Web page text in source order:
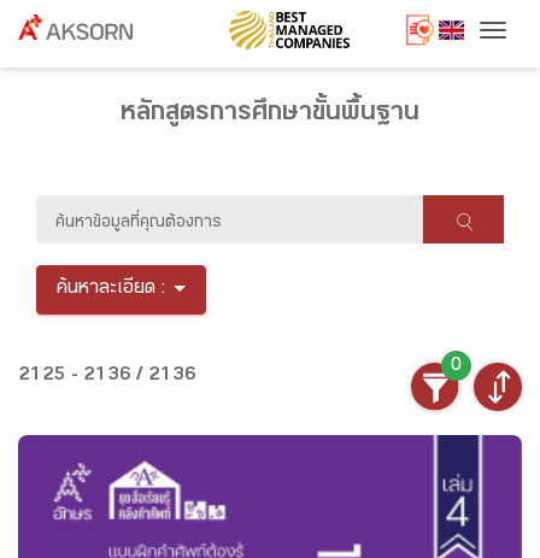
หลักสูตรการศึกษาขั้นพื้นฐาน
ค้นหาละเอียด :
2125 - 2136 / 2136
0